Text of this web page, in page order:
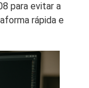
para evitar a
rápida e